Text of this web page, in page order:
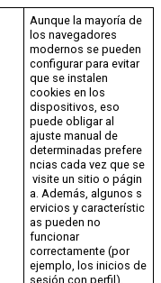
Aunque la mayoría de
los navegadores
modernos se pueden
configurar para evitar
que se instalen
cookies en los
dispositivos, eso
puede obligar al
ajuste manual de
determinadas prefere
ncias cada vez que se
visite un sitio o págin
a. Además, algunos s
ervicios y característic
as pueden no
funcionar
correctamente (por
ejemplo, los inicios de
sesión con perfil).